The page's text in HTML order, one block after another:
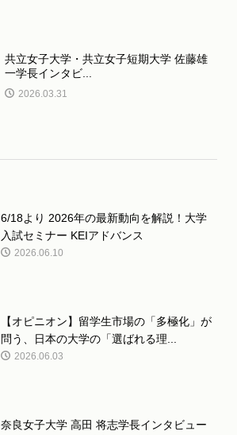
共立女子大学・共立女子短期大学 佐藤雄
一学長インタビ...
2026.03.31
6/18より 2026年の最新動向を解説！大学
入試セミナー KEIアドバンス
2026.06.10
【オピニオン】留学生市場の「多極化」が
問う、日本の大学の「選ばれる理...
2026.06.03
奈良女子大学 高田 将志学長インタビュー